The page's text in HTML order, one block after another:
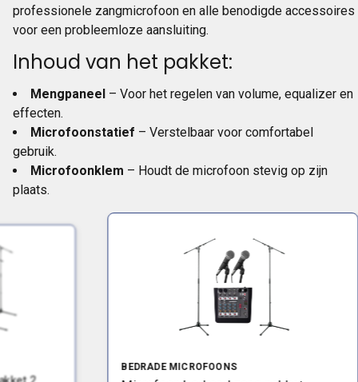
professionele zangmicrofoon en alle benodigde accessoires
voor een probleemloze aansluiting.
Inhoud van het pakket:
Mengpaneel – Voor het regelen van volume, equalizer en
effecten.
Microfoonstatief – Verstelbaar voor comfortabel
gebruik.
Microfoonklem – Houdt de microfoon stevig op zijn
plaats.
BEDRADE MICROFOONS